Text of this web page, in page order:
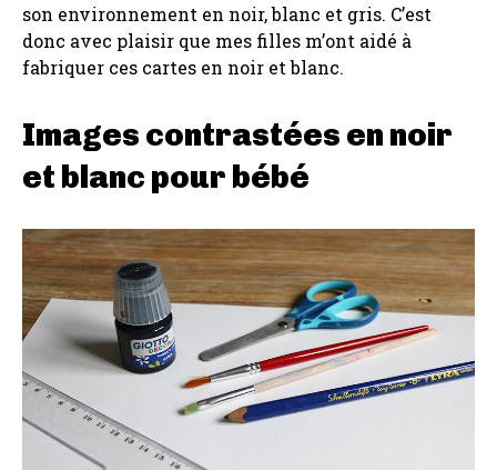
son environnement en noir, blanc et gris. C’est
donc avec plaisir que mes filles m’ont aidé à
fabriquer ces cartes en noir et blanc.
Images contrastées en noir
et blanc pour bébé